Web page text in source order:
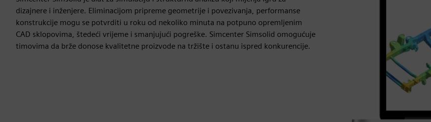
dizajnere i inženjere. Eliminacijom pripreme geometrije i povezivanja, performanse
konstrukcije mogu se potvrditi u roku od nekoliko minuta na potpuno opremljenim
CAD sklopovima, štedeći vrijeme i smanjujući pogreške. Simcenter Simsolid omogućuje
timovima da brže donose kvalitetne proizvode na tržište i ostanu ispred konkurencije.